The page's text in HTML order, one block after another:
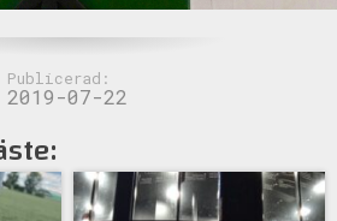
Publicerad:
2019-07-22